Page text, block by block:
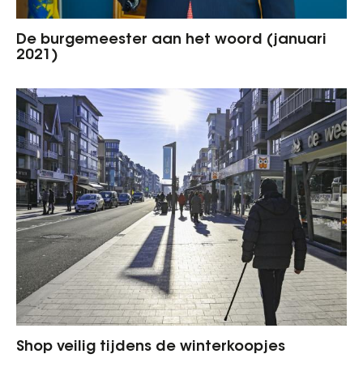
De burgemeester aan het woord (januari
2021)
Shop veilig tijdens de winterkoopjes